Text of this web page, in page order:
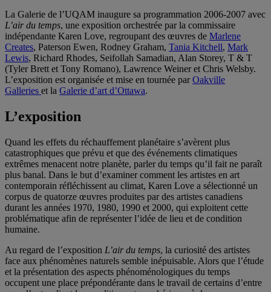
La Galerie de l’UQAM inaugure sa programmation 2006-2007 avec
L’air du temps, une exposition orchestrée par la commissaire
indépendante Karen Love, regroupant des œuvres de Marlene
Creates, Paterson Ewen, Rodney Graham, Tania Kitchell, Mark
Lewis, Richard Rhodes, Seifollah Samadian, Alan Storey, T & T
(Tyler Brett et Tony Romano), Lawrence Weiner et Chris Welsby.
L’exposition est organisée et mise en tournée parOakville
Galleries et la Galerie d’art d’Ottawa.
L’exposition
Quand les effets du réchauffement planétaire s’avèrent plus
catastrophiques que prévu et que des événements climatiques
extrêmes menacent notre planète, parler du temps qu’il fait ne paraît
plus banal. Dans le but d’examiner comment les artistes en art
contemporain réfléchissent au climat, Karen Love a sélectionné un
corpus de quatorze œuvres produites par des artistes canadiens
durant les années 1970, 1980, 1990 et 2000, qui exploitent cette
problématique afin de représenter l’idée de lieu et de condition
humaine.
Au regard de l’exposition L’air du temps, la curiosité des artistes
face aux phénomènes naturels semble inépuisable. Alors que l’étude
et la présentation des aspects phénoménologiques du temps
occupent une place prépondérante dans le travail de certains d’entre